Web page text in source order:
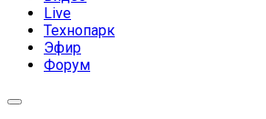
Live
Технопарк
Эфир
Форум